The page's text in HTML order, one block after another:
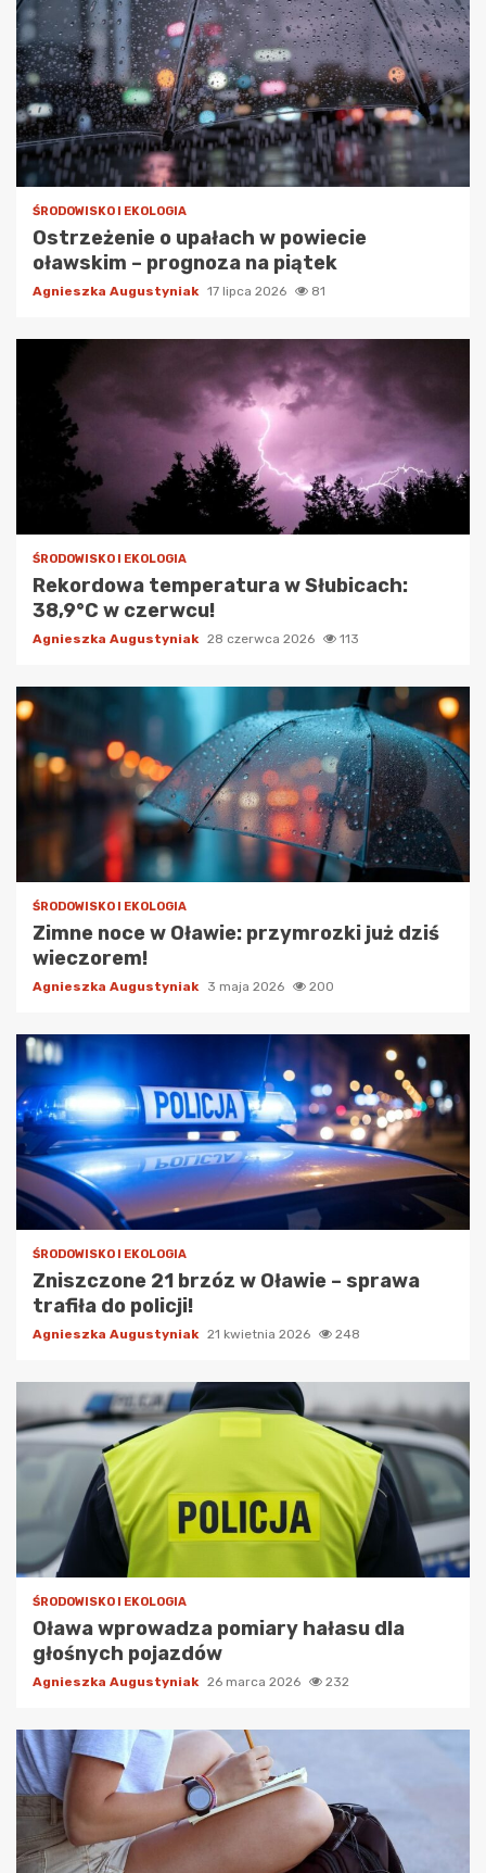
ŚRODOWISKO I EKOLOGIA
Ostrzeżenie o upałach w powiecie
oławskim – prognoza na piątek
Agnieszka Augustyniak 17 lipca 2026 81
ŚRODOWISKO I EKOLOGIA
Rekordowa temperatura w Słubicach:
38,9°C w czerwcu!
Agnieszka Augustyniak 28 czerwca 2026 113
ŚRODOWISKO I EKOLOGIA
Zimne noce w Oławie: przymrozki już dziś
wieczorem!
Agnieszka Augustyniak 3 maja 2026 200
ŚRODOWISKO I EKOLOGIA
Zniszczone 21 brzóz w Oławie – sprawa
trafiła do policji!
Agnieszka Augustyniak 21 kwietnia 2026 248
ŚRODOWISKO I EKOLOGIA
Oława wprowadza pomiary hałasu dla
głośnych pojazdów
Agnieszka Augustyniak 26 marca 2026 232